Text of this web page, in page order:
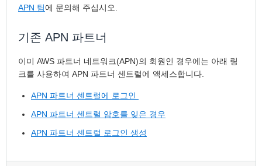
APN 팀에 문의해 주십시오.
기존 APN 파트너
이미 AWS 파트너 네트워크(APN)의 회원인 경우에는 아래 링
크를 사용하여 APN 파트너 센트럴에 액세스합니다.
APN 파트너 센트럴에 로그인
APN 파트너 센트럴 암호를 잊은 경우
APN 파트너 센트럴 로그인 생성